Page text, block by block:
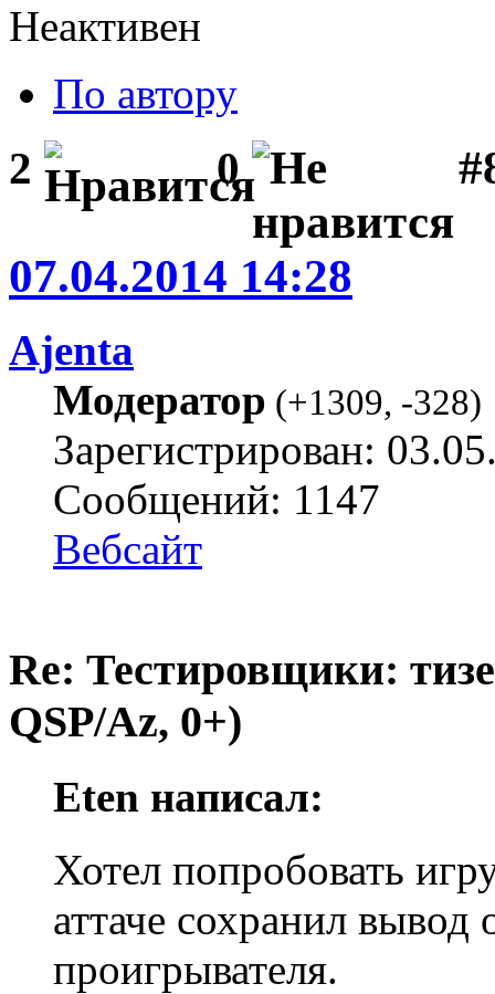
Неактивен
По автору
2 0
07.04.2014 14:28
Ajenta
Модератор (+1309, -328)
Зарегистрирован:
Сообщений: 1147
Вебсайт
Re: Тестировщики:
QSP/Az, 0+)
Eten написал:
Хотел попробовать
аттаче сохранил
проигрывателя.